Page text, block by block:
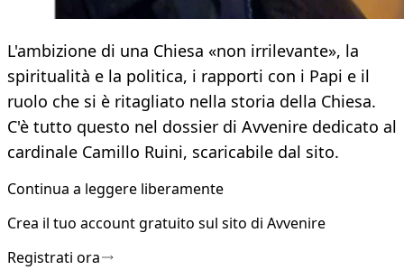
L'ambizione di una Chiesa «non irrilevante», la
spiritualità e la politica, i rapporti con i Papi e il
ruolo che si è ritagliato nella storia della Chiesa.
C'è tutto questo nel dossier di Avvenire dedicato al
cardinale Camillo Ruini, scaricabile dal sito.
Continua a leggere liberamente
Crea il tuo accountgratuito sul sito di Avvenire
Registrati ora